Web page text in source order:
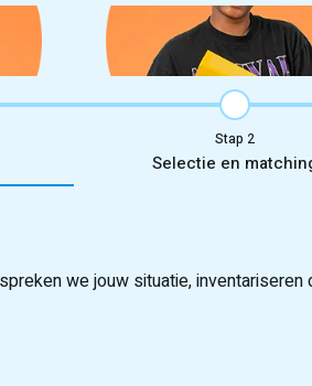
Stap
Selectie en
we jouw situatie,